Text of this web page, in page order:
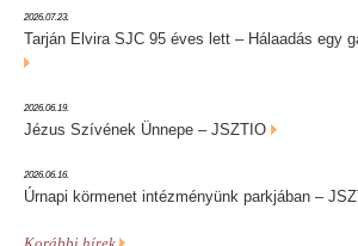
2026.07.23.
Tarján Elvira SJC 95 éves lett – Hálaadás egy
2026.06.19.
Jézus Szívének Ünnepe – JSZTIO
2026.06.16.
Úrnapi körmenet intézményünk parkjában –